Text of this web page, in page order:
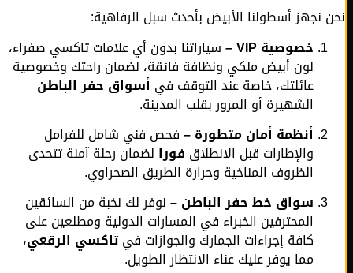
نجهز أسطولنا الأبيض بأحدث سبل الرفاهية:
خصوصية VIP –
سياراتنا بدون أي علامات تاكسي صفراء،
لون أبيض ملكي ونظافة فائقة، لضمان راحتك وخصوصية
عائلتك، خاصة عند التوقف في أسواق حفر الباطن
الشهيرة أو المرور بقلب المدينة.
أنظمة أمان متطورة –فحص فني شامل للفرامل
والإطارات قبل الانطلاقفورالضمان رحلة آمنة تتحدى
الظروف المناخية وحرارة الطريق الصحراوي.
سواق خط حفر الباطن –نوفر لك نخبة من السائقين
المحترفين الخبراء في المسارات الدولية ومطلعين على
كافة إجراءات الجمارك والجوازات في تاكسي الرقعي،
مما يوفر عليك عناء الانتظار الطويل.